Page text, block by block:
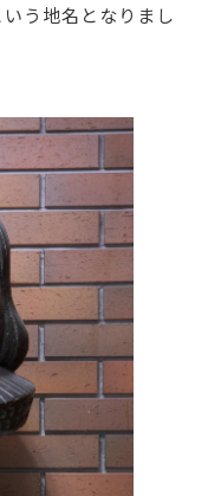
いう地名となりまし